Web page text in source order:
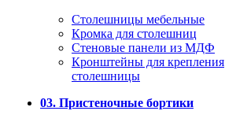
Столешницы мебельные
Кромка для столешниц
Стеновые панели из МДФ
Кронштейны для крепления
столешницы
03. Пристеночные бортики